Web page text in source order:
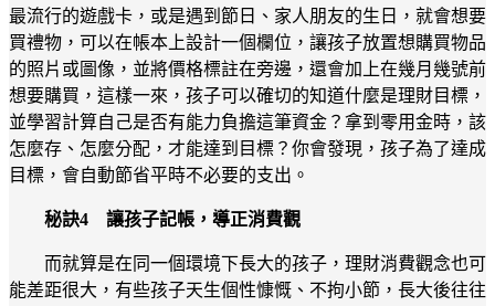
最流行的遊戲卡，或是遇到節日、家人朋友的生日，就會想要
買禮物，可以在帳本上設計一個欄位，讓孩子放置想購買物品
的照片或圖像，並將價格標註在旁邊，還會加上在幾月幾號前
想要購買，這樣一來，孩子可以確切的知道什麼是理財目標，
並學習計算自己是否有能力負擔這筆資金？拿到零用金時，該
怎麼存、怎麼分配，才能達到目標？你會發現，孩子為了達成
目標，會自動節省平時不必要的支出。
秘訣4 讓孩子記帳，導正消費觀
而就算是在同一個環境下長大的孩子，理財消費觀念也可
能差距很大，有些孩子天生個性慷慨、不拘小節，長大後往往